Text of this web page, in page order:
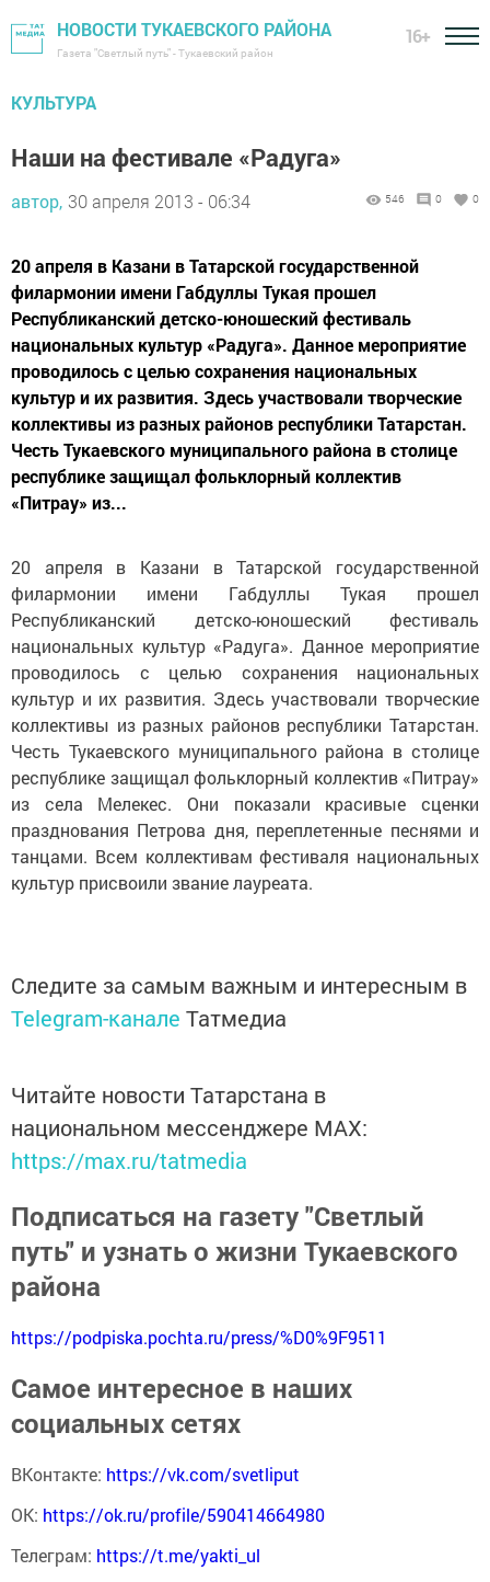
НОВОСТИ ТУКАЕВСКОГО РАЙОНА
Газета "Светлый путь" - Тукаевский район
16+
КУЛЬТУРА
Наши на фестивале «Радуга»
автор, 30 апреля 2013 - 06:34 546 0 0
20 апреля в Казани в Татарской государственной
филармонии имени Габдуллы Тукая прошел
Республиканский детско-юношеский фестиваль
национальных культур «Радуга». Данное мероприятие
проводилось с целью сохранения национальных
культур и их развития. Здесь участвовали творческие
коллективы из разных районов республики Татарстан.
Честь Тукаевского муниципального района в столице
республике защищал фольклорный коллектив
«Питрау» из...
20 апреля в Казани в Татарской государственной
филармонии имени Габдуллы Тукая прошел
Республиканский детско-юношеский фестиваль
национальных культур «Радуга». Данное мероприятие
проводилось с целью сохранения национальных
культур и их развития. Здесь участвовали творческие
коллективы из разных районов республики Татарстан.
Честь Тукаевского муниципального района в столице
республике защищал фольклорный коллектив «Питрау»
из села Мелекес. Они показали красивые сценки
празднования Петрова дня, переплетенные песнями и
танцами. Всем коллективам фестиваля национальных
культур присвоили звание лауреата.
Следите за самым важным и интересным в
Telegram-канале Татмедиа
Читайте новости Татарстана в
национальном мессенджере MАХ:
https://max.ru/tatmedia
Подписаться на газету "Светлый
путь" и узнать о жизни Тукаевского
района
https://podpiska.pochta.ru/press/%D0%9F9511
Самое интересное в наших
социальных сетях
ВКонтакте: https://vk.com/svetliput
ОК: https://ok.ru/profile/590414664980
Телеграм: https://t.me/yakti_ul